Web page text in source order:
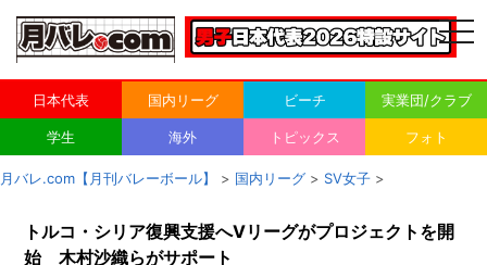
日本代表 国内リーグ ビーチ 実業団/クラブ
学生 海外 トピックス フォト
月バレ.com【月刊バレーボール】 > 国内リーグ > SV女子 >
トルコ・シリア復興支援へVリーグがプロジェクトを開
始 木村沙織らがサポート